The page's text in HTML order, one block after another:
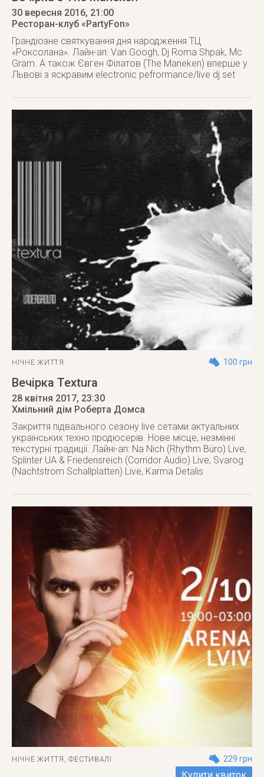
30 вересня 2016, 21:00
Ресторан-клуб «PartyFon»
Грандіозне святкування дня народження ТЦ
«Роксолана». Лайн-ап: Van Googh, Dj Roma Shpak, Mc
Gram. А також Євген Філатов (The Maneken) вперше у
Львові з яскравим electronic pefrormance/live dj set
НІЧНЕ ЖИТТЯ 100 грн
Вечірка Textura
28 квітня 2017, 23:30
Хмільний дім Роберта Домса
Закриття підвального сезону live сетами актуальних
українських техно продюсерів. Нове місце, незмінні
текстурні традиції. Лайні-ап: Na Nich (Rhythm Büro) Live,
Splinter UA & Friedensreich (Corridor Audio) Live, Svarog
(Nachtstrom Schallplatten) Live, Karma Detalis
НІЧНЕ ЖИТТЯ ,ФЕСТИВАЛІ 229 грн